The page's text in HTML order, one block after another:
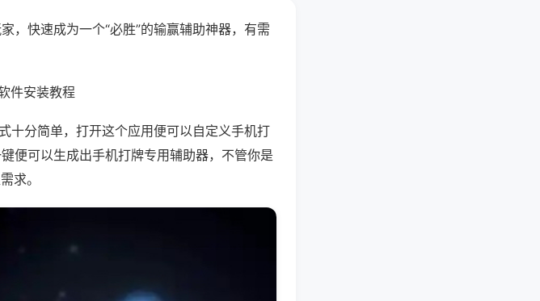
，快速成为一个“必胜”的输赢辅助神器，有需
件安装教程
十分简单，打开这个应用便可以自定义手机打
便可以生成出手机打牌专用辅助器，不管你是
求。